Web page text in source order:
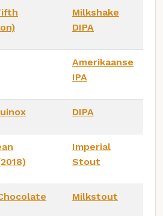
Milkshake
DIPA
Amerikaanse
IPA
DIPA
Imperial
Stout
Milkstout